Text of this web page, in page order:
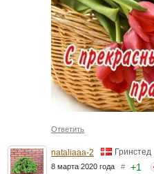
Ответить
nataliaaa-2 Гринстед
8 марта 2020 года # +1